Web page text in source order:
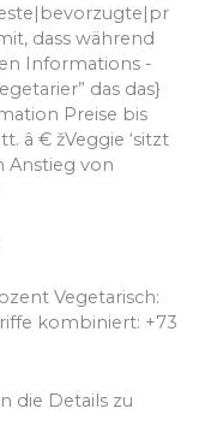
dass während
Informations -
das das}
Preise bis
â € žVeggie ‘sitzt
von
Vegetarisch:
kombiniert: +73
die Details zu